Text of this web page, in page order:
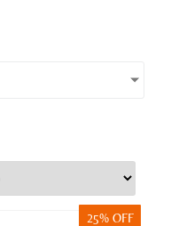
25% OFF